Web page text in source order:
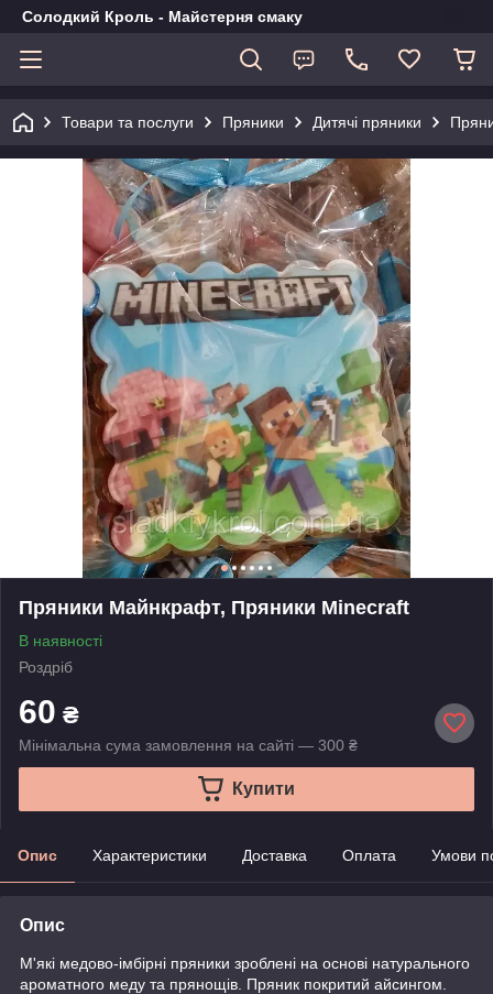
Солодкий Кроль - Майстерня смаку
Товари та послуги Пряники Дитячі пряники
Пряники Майнкрафт, Пряники Minecraft
В наявності
Роздріб
60 ₴
Мінімальна сума замовлення на сайті — 300 ₴
Купити
Опис Характеристики Доставка Оплата Умови
Опис
М'які медово-імбірні пряники зроблені на основі натурального
ароматного меду та прянощів. Пряник покритий айсингом.